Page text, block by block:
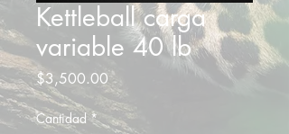
Kettleball carga
variable 40 lb
$3,500.00 Precio
Cantidad *